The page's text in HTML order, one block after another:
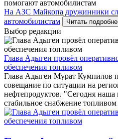
На АЗС Майкопа дружинники
автомобилистам
Читать
Выбор редакции
Глава Адыгеи провёл
обеспечения топливом
Глава Адыгеи Мурат Кумпилов
совещание по ситуации на
нефтепродуктов. "Сегодня наша
стабильное снабжение